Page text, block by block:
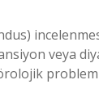
veya